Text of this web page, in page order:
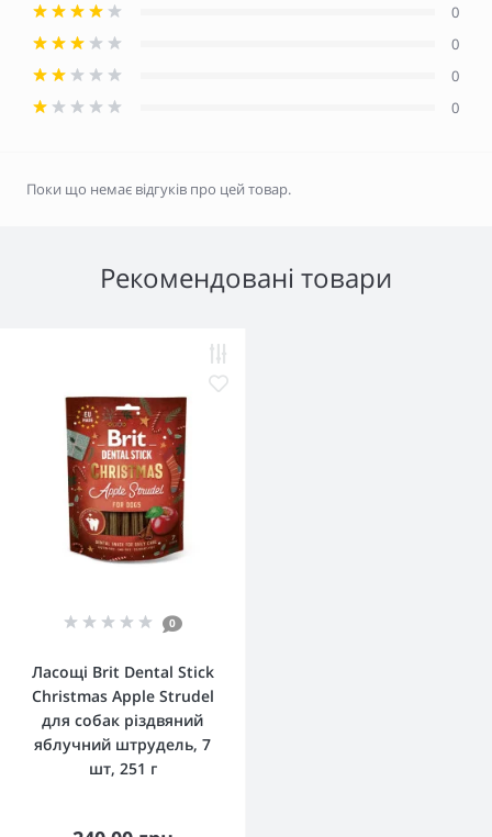
0
0
0
0
Поки що немає відгуків про цей товар.
Рекомендовані товари
0
Ласощі Brit Dental Stick
Christmas Apple Strudel
для собак різдвяний
яблучний штрудель, 7
шт, 251 г